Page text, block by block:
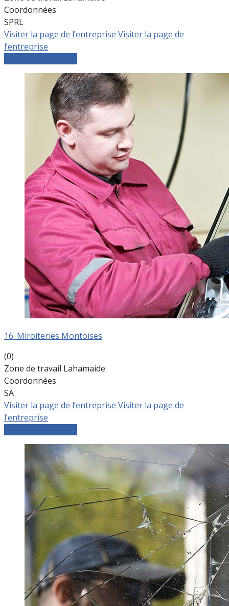
Coordonnées
SPRL
Visiter la page de l’entreprise Visiter la page de
l’entreprise
16. Miroiteries Montoises
(0)
Zone de travail Lahamaide
Coordonnées
SA
Visiter la page de l’entreprise Visiter la page de
l’entreprise